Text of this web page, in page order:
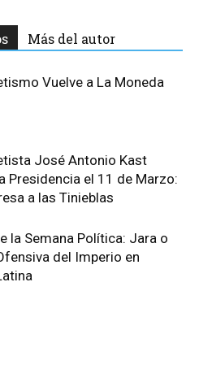
Más del autor
Vuelve a La Moneda
José Antonio Kast
Presidencia el 11 de Marzo:
a las Tinieblas
la Semana Política: Jara o
del Imperio en